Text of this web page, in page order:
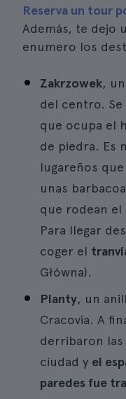
Reserva un tour
Además, te dejo
enumero los
Zakrzowek,
del centro. Se
que ocupa el
de piedra. Es
lugareños
unas
que rodean el
Para llegar
coger el
Główna).
Planty, un
Cracovia. A
derribaron las
ciudad y el
paredes fue